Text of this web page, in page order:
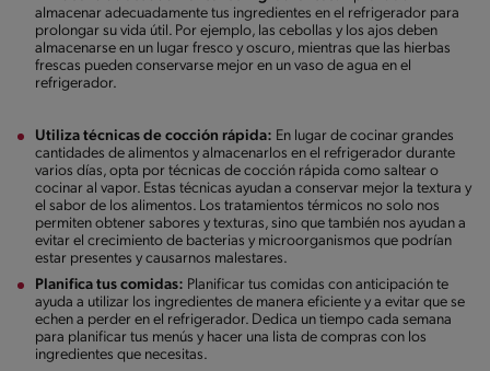
almacenar adecuadamente tus ingredientes en el refrigerador para
prolongar su vida útil. Por ejemplo, las cebollas y los ajos deben
almacenarse en un lugar fresco y oscuro, mientras que las hierbas
frescas pueden conservarse mejor en un vaso de agua en el
refrigerador.
Utiliza técnicas de cocción rápida: En lugar de cocinar grandes
cantidades de alimentos y almacenarlos en el refrigerador durante
varios días, opta por técnicas de cocción rápida como saltear o
cocinar al vapor. Estas técnicas ayudan a conservar mejor la textura y
el sabor de los alimentos. Los tratamientos térmicos no solo nos
permiten obtener sabores y texturas, sino que también nos ayudan a
evitar el crecimiento de bacterias y microorganismos que podrían
estar presentes y causarnos malestares.
Planifica tus comidas: Planificar tus comidas con anticipación te
ayuda a utilizar los ingredientes de manera eficiente y a evitar que se
echen a perder en el refrigerador. Dedica un tiempo cada semana
para planificar tus menús y hacer una lista de compras con los
ingredientes que necesitas.